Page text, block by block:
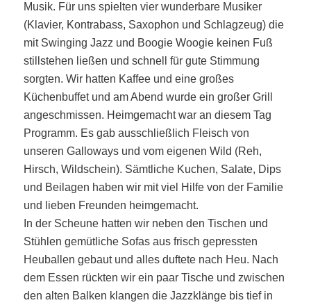
Musik. Für uns spielten vier wunderbare Musiker
(Klavier, Kontrabass, Saxophon und Schlagzeug) die
mit Swinging Jazz und Boogie Woogie keinen Fuß
stillstehen ließen und schnell für gute Stimmung
sorgten. Wir hatten Kaffee und eine großes
Küchenbuffet und am Abend wurde ein großer Grill
angeschmissen. Heimgemacht war an diesem Tag
Programm. Es gab ausschließlich Fleisch von
unseren Galloways und vom eigenen Wild (Reh,
Hirsch, Wildschein). Sämtliche Kuchen, Salate, Dips
und Beilagen haben wir mit viel Hilfe von der Familie
und lieben Freunden heimgemacht.
In der Scheune hatten wir neben den Tischen und
Stühlen gemütlicheSofas aus frisch gepressten
Heuballen gebaut und alles duftete nach Heu. Nach
dem Essen rückten wir ein paar Tische und zwischen
den alten Balken klangen die Jazzklänge bis tief in